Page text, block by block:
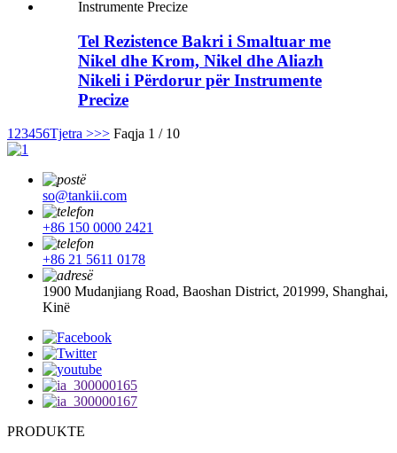
Tel Rezistence Bakri i Smaltuar me
Nikel dhe Krom, Nikel dhe Aliazh
Nikeli i Përdorur për Instrumente
Precize
1 23456Tjetra >>> Faqja 1 / 10
so@tankii.com
+86 150 0000 2421
+86 21 5611 0178
1900 Mudanjiang Road, Baoshan District, 201999, Shanghai,
Kinë
PRODUKTE